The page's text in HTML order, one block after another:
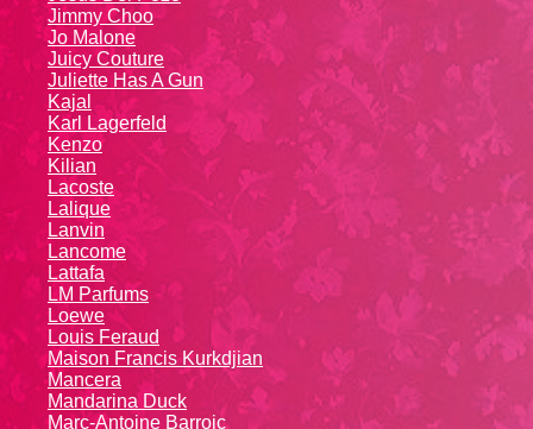
Jimmy Choo
Jo Malone
Juicy Couture
Juliette Has A Gun
Kajal
Karl Lagerfeld
Kenzo
Kiliаn
Lacoste
Lalique
Lanvin
Lanсоmе
Lattafa
LM Parfums
Loewe
Louis Feraud
Maison Francis Kurkdjian
Mancera
Mandarina Duck
Marc-Antoine Barroic